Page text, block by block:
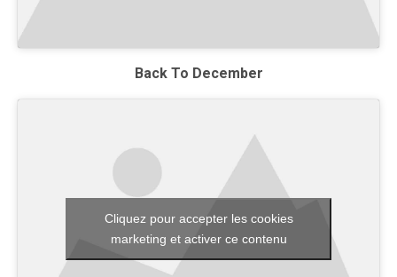
Back To December
Cliquez pour accepter les cookies
marketing et activer ce contenu